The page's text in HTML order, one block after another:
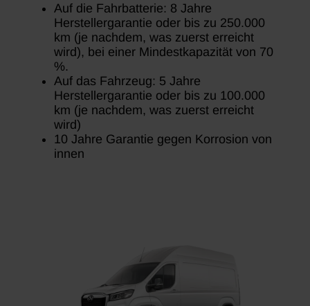
Auf die Fahrbatterie: 8 Jahre
Herstellergarantie oder bis zu 250.000
km (je nachdem, was zuerst erreicht
wird), bei einer Mindestkapazität von 70
%.
Auf das Fahrzeug: 5 Jahre
Herstellergarantie oder bis zu 100.000
km (je nachdem, was zuerst erreicht
wird)
10 Jahre Garantie gegen Korrosion von
innen